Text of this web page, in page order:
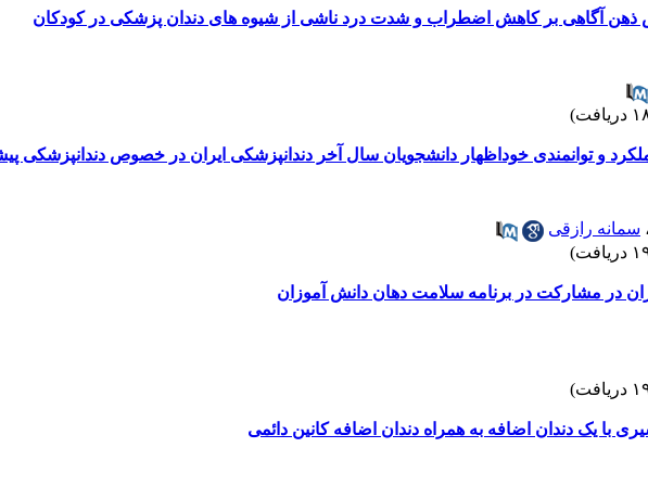
ذهن آگاهی بر کاهش اضطراب و شدت درد ناشی از شیوه های دندان پزشکی در کودکان
و توانمندی خوداظهار دانشجویان سال آخر دندانپزشکی ایران در خصوص دندانپزشکی
، سمانه رازقی
در مشارکت در برنامه سلامت دهان دانش آموزان
با یک دندان اضافه به همراه دندان اضافه کانین دائمی